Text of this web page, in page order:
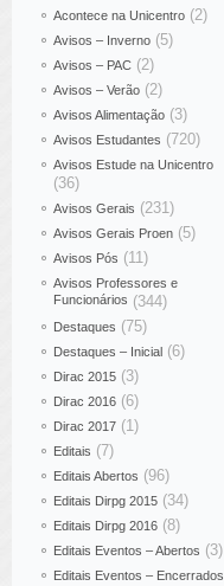
Acontece na Unicentro (2)
Avisos – Inverno (5)
Avisos – PAC (2)
Avisos – Verão (2)
Avisos Alimentação (3)
Avisos Estudantes (720)
Avisos Estude na Unicentro
(36)
Avisos Gerais (231)
Avisos Gerais Proen (5)
Avisos Pós (11)
Avisos Professores e
Funcionários (344)
Destaques (75)
Destaques – Inicial (6)
Dirac 2015 (3)
Dirac 2016 (6)
Dirac 2017 (1)
Editais (7)
Editais Abertos (96)
Editais Dirpg 2015 (34)
Editais Dirpg 2016 (8)
Editais Eventos – Abertos (3)
Editais Eventos – Encerrados